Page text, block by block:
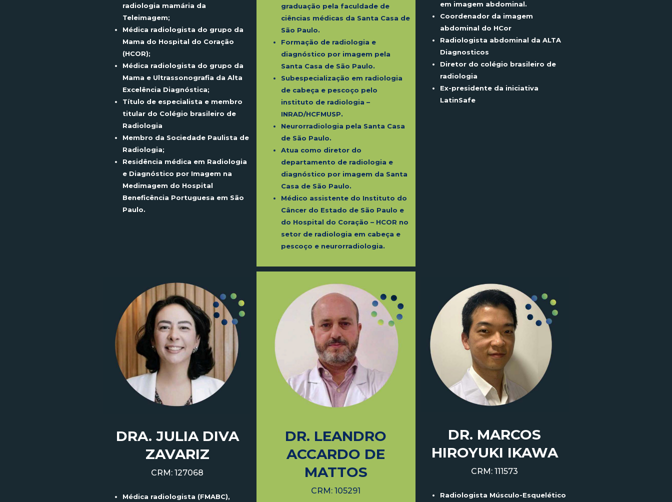
radiologia mamária da
Teleimagem;
Médica radiologista do grupo da
Mama do Hospital do Coração
(HCOR);
Médica radiologista do grupo da
Mama e Ultrassonografia da Alta
Excelência Diagnóstica;
Título de especialista e membro
titular do Colégio brasileiro de
Radiologia
Membro da Sociedade Paulista de
Radiologia;
Residência médica em Radiologia
e Diagnóstico por Imagem na
Medimagem do Hospital
Beneficência Portuguesa em São
Paulo.
graduação pela faculdade de
ciências médicas da Santa Casa de
São Paulo.
Formação de radiologia e
diagnóstico por imagem pela
Santa Casa de São Paulo.
Subespecialização em radiologia
de cabeça e pescoço pelo
instituto de radiologia –
INRAD/HCFMUSP.
Neurorradiologia pela Santa Casa
de São Paulo.
Atua como diretor do
departamento de radiologia e
diagnóstico por imagem da Santa
Casa de São Paulo.
Médico assistente do Instituto do
Câncer do Estado de São Paulo e
do Hospital do Coração – HCOR no
setor de radiologia em cabeça e
pescoço e neurorradiologia.
em imagem abdominal.
Coordenador da imagem
abdominal do HCor
Radiologista abdominal da ALTA
Diagnosticos
Diretor do colégio brasileiro de
radiologia
Ex-presidente da iniciativa
LatinSafe
DRA. JULIA DIVA
ZAVARIZ
CRM: 127068
Médica radiologista (FMABC),
DR. LEANDRO
ACCARDO DE
MATTOS
CRM: 105291
DR. MARCOS
HIROYUKI IKAWA
CRM: 111573
Radiologista Músculo-Esquelético